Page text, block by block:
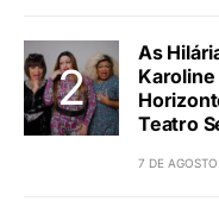
As
Teatro
7 DE